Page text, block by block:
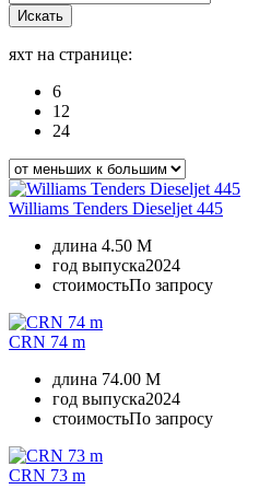
Искать
яхт на странице:
6
12
24
Williams Tenders Dieseljet 445
длина 4.50 M
год выпуска2024
стоимостьПо запросу
CRN 74 m
длина 74.00 M
год выпуска2024
стоимостьПо запросу
CRN 73 m